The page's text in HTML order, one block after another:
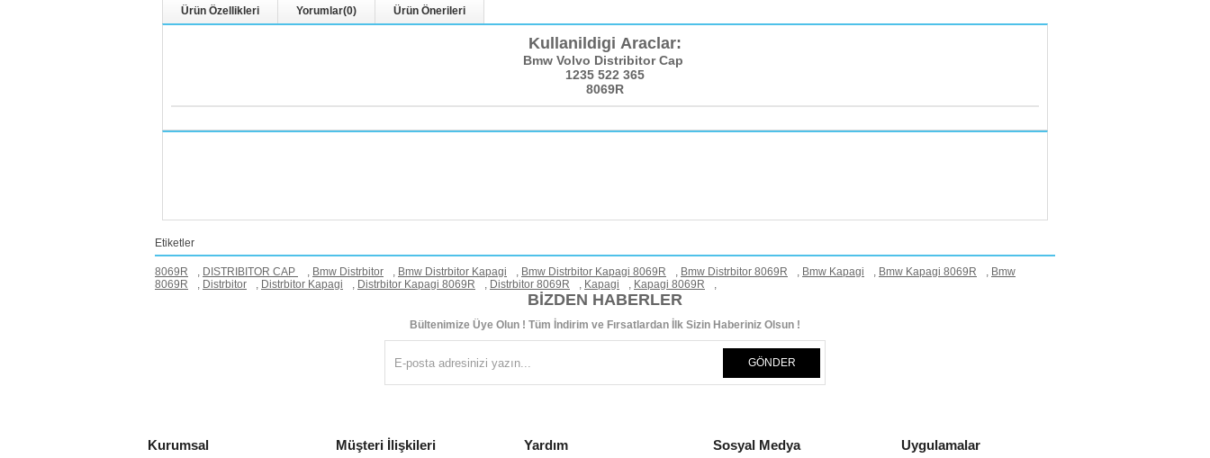
Ürün Özellikleri Yorumlar(0) Ürün Önerileri
Kullanildigi Araclar:
Bmw Volvo Distribitor Cap
1235 522 365
8069R
Etiketler
8069R , DISTRIBITOR CAP , Bmw Distrbitor , Bmw Distrbitor Kapagi , Bmw Distrbitor Kapagi 8069R , Bmw Distrbitor 8069R , Bmw Kapagi , Bmw Kapagi 8069R , Bmw
8069R
, Distrbitor , Distrbitor Kapagi , Distrbitor Kapagi 8069R , Distrbitor 8069R , Kapagi , Kapagi 8069R ,
BIZDEN HABERLER
Bültenimize Üye Olun ! Tüm İndirim ve Fırsatlardan İlk Sizin Haberiniz Olsun !
GÖNDER
Kurumsal Müşteri İlişkileri Yardım Sosyal Medya Uygulamalar